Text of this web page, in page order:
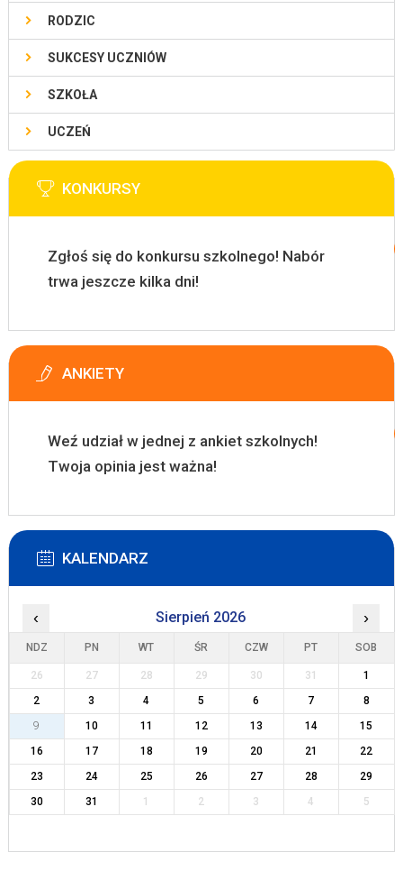
RODZIC
SUKCESY UCZNIÓW
SZKOŁA
UCZEŃ
KONKURSY
Zgłoś się do konkursu szkolnego! Nabór
trwa jeszcze kilka dni!
ANKIETY
Weź udział w jednej z ankiet szkolnych!
Twoja opinia jest ważna!
KALENDARZ
‹ Sierpień 2026 ›
NDZ PN WT ŚR CZW PT SOB
26 27 28 29 30 31
1
2
3 4 5 6 7
8
9
10 11 12 13 14
15
16
17 18 19 20 21
22
23
24 25 26 27 28
29
30
31 1 2 3 4 5